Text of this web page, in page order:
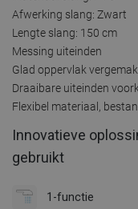
Afwerking slang: Zwart
Lengte slang: 150 cm
Messing uiteinden
Glad oppervlak
Draaibare uiteinden
Flexibel materiaal,
Innovatieve
gebruikt
1-functie